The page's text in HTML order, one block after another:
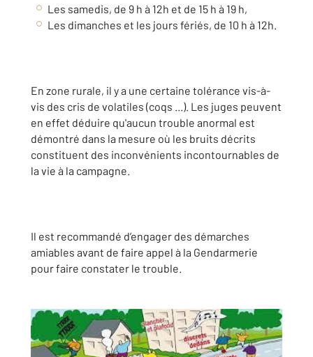
Les samedis, de 9 h à 12h et de 15 h à 19 h,
Les dimanches et les jours fériés, de 10 h à 12h.
En zone rurale, il y a une certaine tolérance vis-à-
vis des cris de volatiles (coqs ...). Les juges peuvent
en effet déduire qu'aucun trouble anormal est
démontré dans la mesure où les bruits décrits
constituent des inconvénients incontournables de
la vie à la campagne.
Il est recommandé d’engager des démarches
amiables avant de faire appel à la Gendarmerie
pour faire constater le trouble.